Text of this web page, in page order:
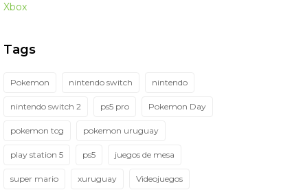
Xbox
Tags
Pokemon nintendo switch nintendo
nintendo switch 2 ps5 pro Pokemon Day
pokemon tcg pokemon uruguay
play station 5 ps5 juegos de mesa
super mario xuruguay Videojuegos